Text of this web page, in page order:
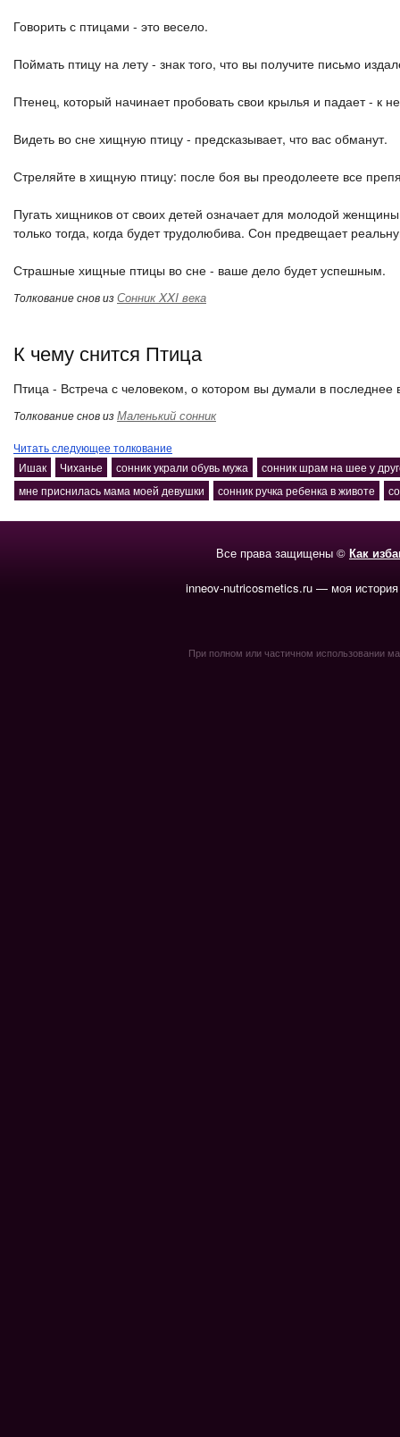
Говорить с птицами - это весело.
Поймать птицу на лету - знак того, что вы получите письмо
Птенец, который начинает пробовать свои крылья и падает - к
Видеть во сне хищную птицу - предсказывает, что вас обманут.
Стреляйте в хищную птицу: после боя вы преодолеете все
Пугать хищников от своих детей означает для молодой
только тогда, когда будет трудолюбива. Сон предвещает
Страшные хищные птицы во сне - ваше дело будет успешным.
Толкование снов изСонник XXI века
К чему снится Птица
Птица - Встреча с человеком, о котором вы думали в последнее
Толкование снов изМаленький сонник
Читать следующее толкование
Ишак
Чиханье сонник украли обувь мужа
сонник шрам на шее у
мне приснилась мама моей девушки
сонник ручка ребенка в животе
Все права защищены © Как
inneov-nutricosmetics.ru — моя
При полном или частичном использовании